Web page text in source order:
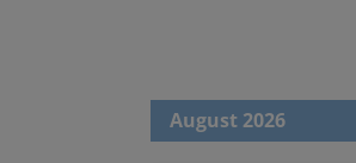
August 2026